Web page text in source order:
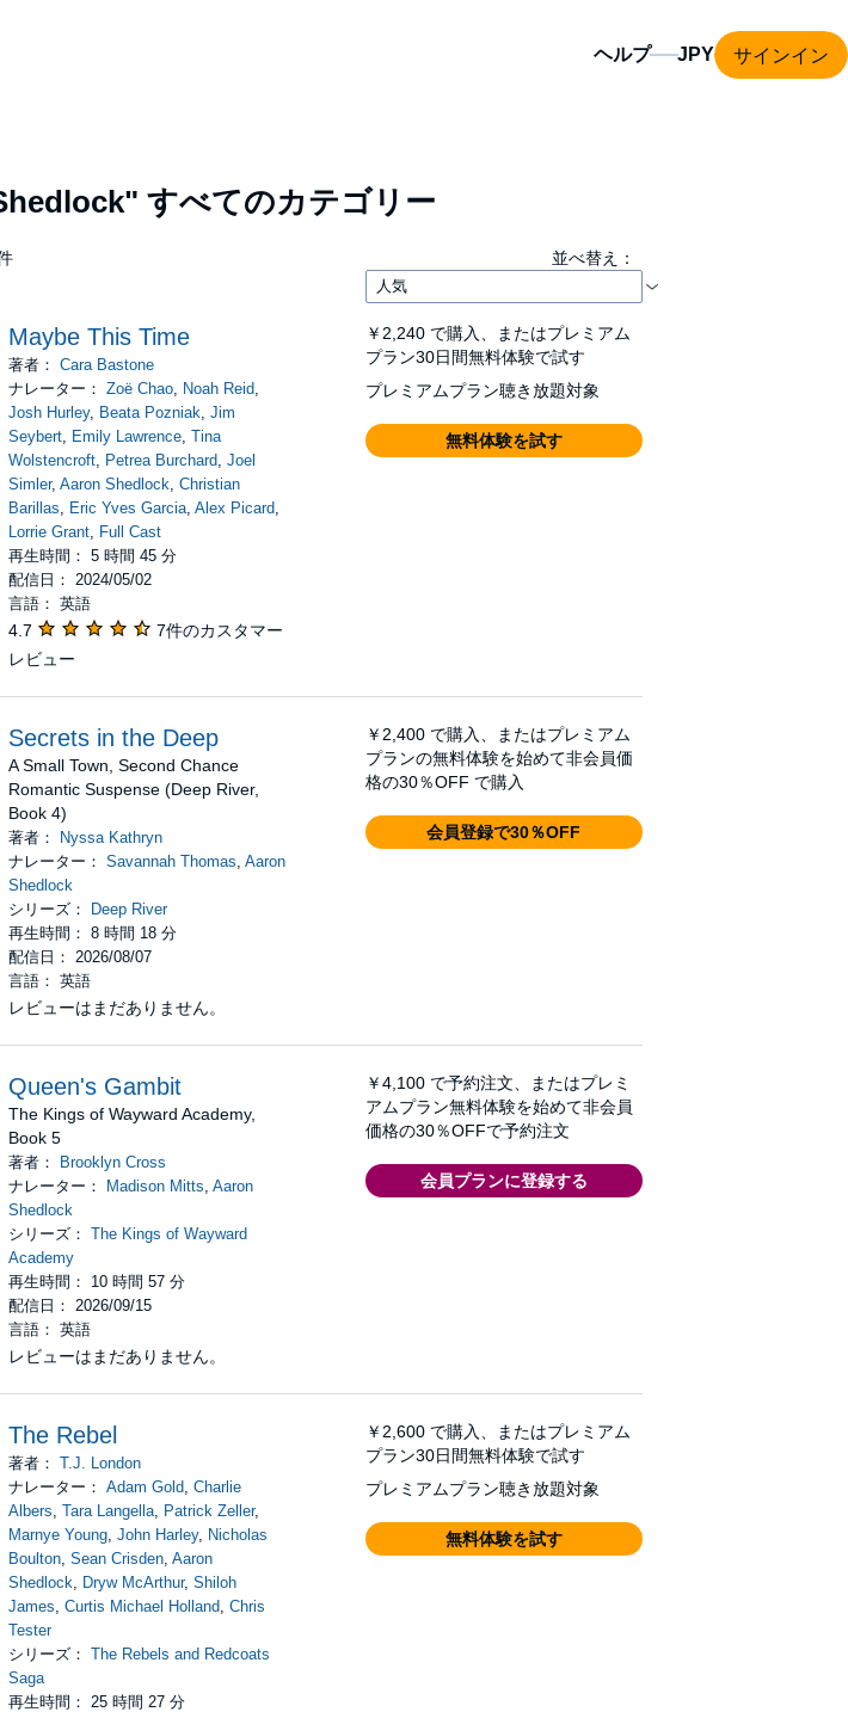
ヘルプ サインイン
すべてのカテゴリー
並べ替え：
Maybe This Time
著者：Cara Bastone
ナレーター：Zoë Chao, Noah Reid,
Josh Hurley, Beata Pozniak,Jim
Seybert, Emily Lawrence,Tina
Wolstencroft, Petrea Burchard,Joel
Simler,Aaron Shedlock,Christian
Barillas, Eric Yves Garcia,Alex Picard,
Lorrie Grant, Full Cast
再生時間： 5 時間 45 分
配信日： 2024/05/02
言語： 英語
4.7
7件のカスタマー
レビュー
￥2,240 で購入、またはプレミアム
プラン30日間無料体験で試す
プレミアムプラン聴き放題対象
無料体験を試す
Secrets in the Deep
A Small Town, Second Chance
Romantic Suspense (Deep River,
Book 4)
著者：
Nyssa Kathryn
ナレーター：Savannah Thomas,Aaron
Shedlock
シリーズ：
Deep River
再生時間： 8 時間 18 分
配信日： 2026/08/07
言語： 英語
レビューはまだありません。
￥2,400 で購入、またはプレミアム
プランの無料体験を始めて非会員価
格の30％OFF で購入
会員登録で30％OFF
Queen's Gambit
The Kings of Wayward Academy,
Book 5
著者：
Brooklyn Cross
ナレーター：
Madison Mitts,Aaron
Shedlock
シリーズ：The Kings of Wayward
Academy
再生時間： 10 時間 57 分
配信日： 2026/09/15
言語： 英語
レビューはまだありません。
￥4,100 で予約注文、またはプレミ
アムプラン無料体験を始めて非会員
価格の30％OFFで予約注文
会員プランに登録する
The Rebel
著者：T.J. London
ナレーター：Adam Gold,Charlie
Albers,Tara Langella, Patrick Zeller,
Marnye Young,John Harley, Nicholas
Boulton,Sean Crisden,Aaron
Shedlock, Dryw McArthur,Shiloh
James,Curtis Michael Holland,Chris
Tester
シリーズ：The Rebels and Redcoats
Saga
再生時間： 25 時間 27 分
￥2,600 で購入、またはプレミアム
プラン30日間無料体験で試す
プレミアムプラン聴き放題対象
無料体験を試す